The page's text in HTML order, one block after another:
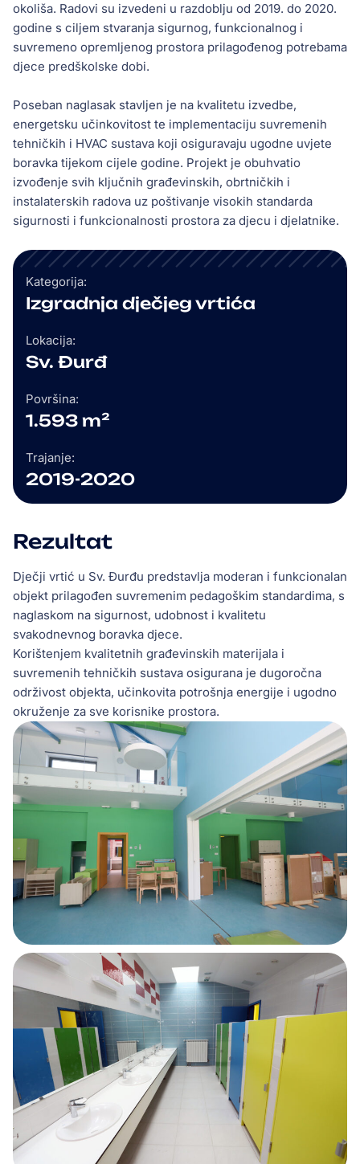
okoliša. Radovi su izvedeni u razdoblju od 2019. do 2020.
godine s ciljem stvaranja sigurnog, funkcionalnog i
suvremeno opremljenog prostora prilagođenog potrebama
djece predškolske dobi.
Poseban naglasak stavljen je na kvalitetu izvedbe,
energetsku učinkovitost te implementaciju suvremenih
tehničkih i HVAC sustava koji osiguravaju ugodne uvjete
boravka tijekom cijele godine. Projekt je obuhvatio
izvođenje svih ključnih građevinskih, obrtničkih i
instalaterskih radova uz poštivanje visokih standarda
sigurnosti i funkcionalnosti prostora za djecu i djelatnike.
Kategorija:
Izgradnja dječjeg vrtića
Lokacija:
Sv. Đurđ
Površina:
1.593 m²
Trajanje:
2019-2020
Rezultat
Dječji vrtić u Sv. Đurđu predstavlja moderan i funkcionalan
objekt prilagođen suvremenim pedagoškim standardima, s
naglaskom na sigurnost, udobnost i kvalitetu
svakodnevnog boravka djece.
Korištenjem kvalitetnih građevinskih materijala i
suvremenih tehničkih sustava osigurana je dugoročna
održivost objekta, učinkovita potrošnja energije i ugodno
okruženje za sve korisnike prostora.